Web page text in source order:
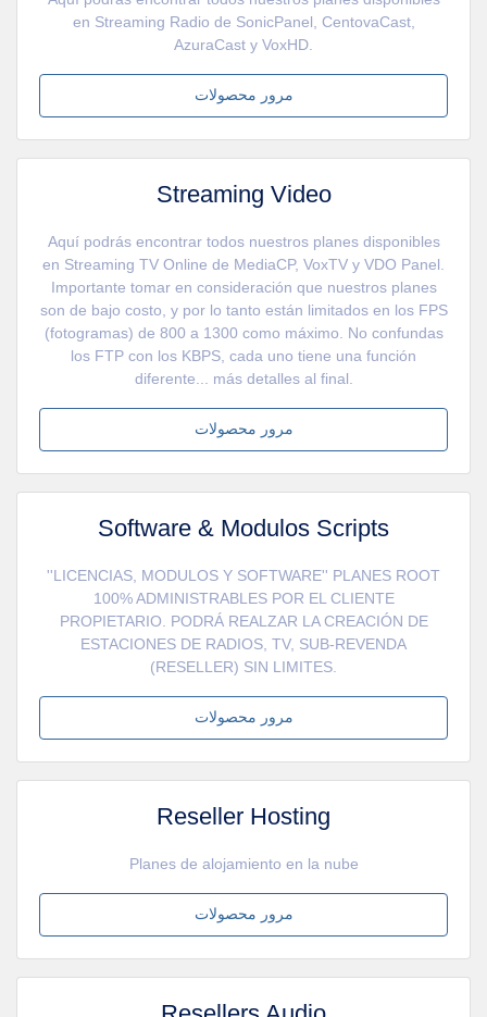
en Streaming Radio de SonicPanel, CentovaCast,
AzuraCast y VoxHD.
مرور محصولات
Streaming Video
Aquí podrás encontrar todos nuestros planes disponibles
en Streaming TV Online de MediaCP, VoxTV y VDO Panel.
Importante tomar en consideración que nuestros planes
son de bajo costo, y por lo tanto están limitados en los FPS
(fotogramas) de 800 a 1300 como máximo. No confundas
los FTP con los KBPS, cada uno tiene una función
diferente... más detalles al final.
مرور محصولات
Software & Modulos Scripts
''LICENCIAS, MODULOS Y SOFTWARE'' PLANES ROOT
100% ADMINISTRABLES POR EL CLIENTE
PROPIETARIO. PODRÁ REALZAR LA CREACIÓN DE
ESTACIONES DE RADIOS, TV, SUB-REVENDA
(RESELLER) SIN LIMITES.
مرور محصولات
Reseller Hosting
Planes de alojamiento en la nube
مرور محصولات